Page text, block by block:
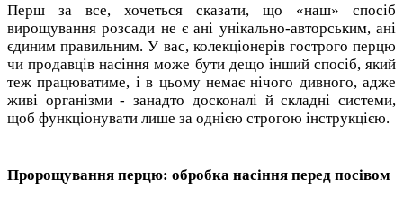
Перш за все, хочеться сказати, що «наш» спосіб
вирощування розсади не є ані унікально-авторським, ані
єдиним правильним. У вас, колекціонерів гострого перцю
чи продавців насіння може бути дещо інший спосіб, який
теж працюватиме, і в цьому немає нічого дивного, адже
живі організми - занадто досконалі й складні системи,
щоб функціонувати лише за однією строгою інструкцією.
Пророщування перцю: обробка насіння перед посівом